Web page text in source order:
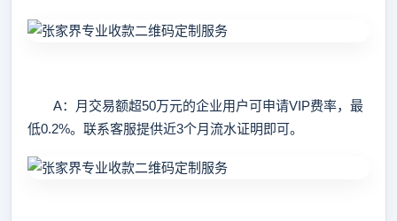
A：月交易额超50万元的企业用户可申请VIP费率，最
低0.2%。联系客服提供近3个月流水证明即可。